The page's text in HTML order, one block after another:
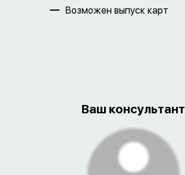
Возможен выпуск карт
Ваш консультант